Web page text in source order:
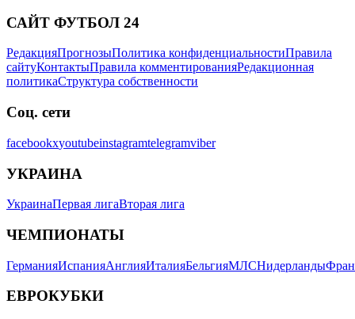
САЙТ ФУТБОЛ 24
РедакцияПрогнозыПолитика конфиденциальностиПравила
сайтуКонтактыПравила комментированияРедакционная
политикаСтруктура собственности
Соц. сети
facebookxyoutubeinstagramtelegramviber
УКРАИНА
УкраинаПервая лигаВторая лига
ЧЕМПИОНАТЫ
ГерманияИспанияАнглияИталияБельгияМЛСНидерланды
ЕВРОКУБКИ